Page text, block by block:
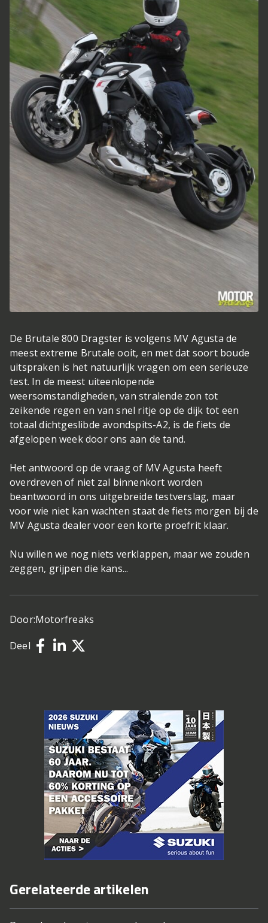
De Brutale 800 Dragster is volgens MV Agusta de
meest extreme Brutale ooit, en met dat soort boude
uitspraken is het natuurlijk vragen om een serieuze
test. In de meest uiteenlopende
weersomstandigheden, van stralende zon tot
zeikende regen en van snel ritje op de dijk tot een
totaal dichtgeslibde avondspits-A2, is de fiets de
afgelopen week door ons aan de tand.
Het antwoord op de vraag of MV Agusta heeft
overdreven of niet zal binnenkort worden
beantwoord in ons uitgebreide testverslag, maar
voor wie niet kan wachten staat de fiets morgen bij de
MV Agusta dealer voor een korte proefrit klaar.
Nu willen we nog niets verklappen, maar we zouden
zeggen, grijpen die kans...
Door:Motorfreaks
Deel
Gerelateerde artikelen